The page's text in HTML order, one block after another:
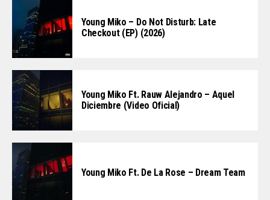
Young Miko – Do Not Disturb: Late
Checkout (EP) (2026)
Young Miko Ft. Rauw Alejandro – Aquel
Diciembre (Video Oficial)
Young Miko Ft. De La Rose – Dream Team